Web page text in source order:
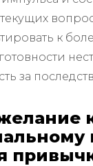
к
за